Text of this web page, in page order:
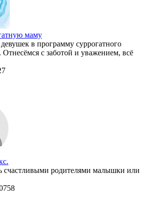
маму
в программу суррогатного
Отнесёмся с заботой и уважением, всё
счастливыми родителями малышки или